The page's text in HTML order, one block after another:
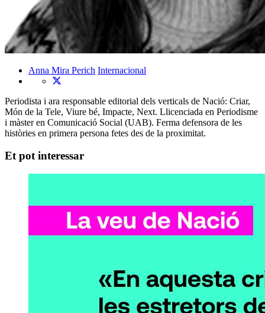
Anna Mira Perich Internacional
Periodista i ara responsable editorial dels verticals de Nació: Criar,
Món de la Tele, Viure bé, Impacte, Next. Llicenciada en Periodisme
i màster en Comunicació Social (UAB). Ferma defensora de les
històries en primera persona fetes des de la proximitat.
Et pot interessar